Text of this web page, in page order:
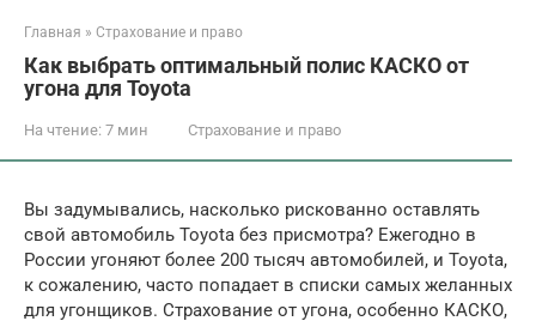
Главная » Страхование и право
Как выбрать оптимальный полис КАСКО от
угона для Toyota
На чтение: 7 мин Страхование и право
Вы задумывались, насколько рискованно оставлять
свой автомобиль Toyota без присмотра? Ежегодно в
России угоняют более 200 тысяч автомобилей, и Toyota,
к сожалению, часто попадает в списки самых желанных
для угонщиков. Страхование от угона, особенно КАСКО,